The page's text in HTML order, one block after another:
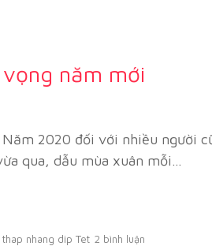
năm mới
2020 đối với nhiều người
qua, dẫu mùa xuân mỗi…
thap nhang dip Tet 2 bình luận